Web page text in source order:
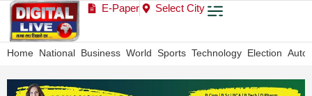
E-Paper Select City
Home National Business World Sports Technology Election Auto